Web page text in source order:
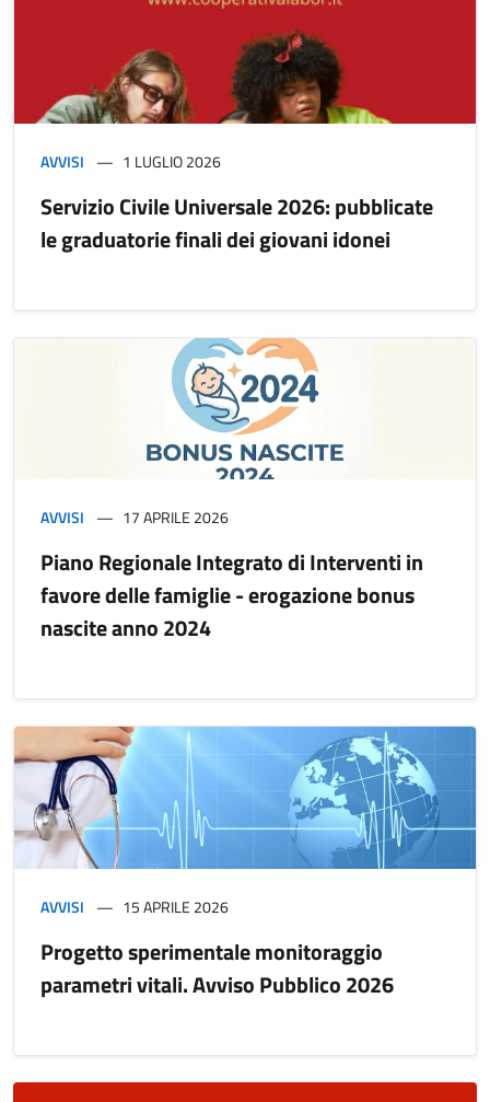
AVVISI 1 LUGLIO 2026
Servizio Civile Universale 2026: pubblicate
le graduatorie finali dei giovani idonei
AVVISI 17 APRILE 2026
Piano Regionale Integrato di Interventi in
favore delle famiglie - erogazione bonus
nascite anno 2024
AVVISI 15 APRILE 2026
Progetto sperimentale monitoraggio
parametri vitali. Avviso Pubblico 2026